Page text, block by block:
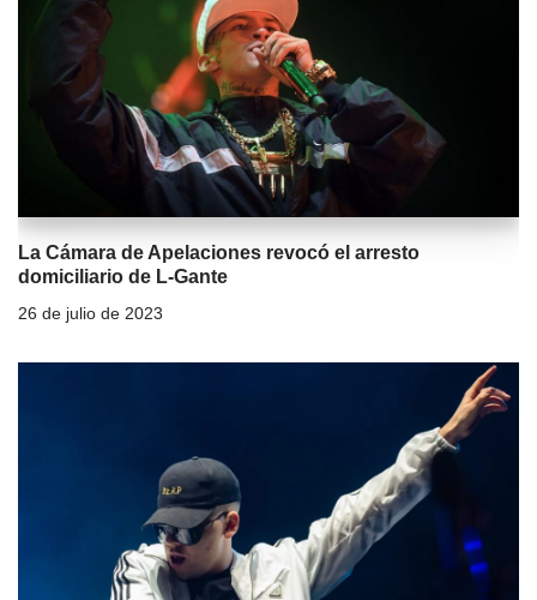
La Cámara de Apelaciones revocó el arresto
domiciliario de L-Gante
26 de julio de 2023